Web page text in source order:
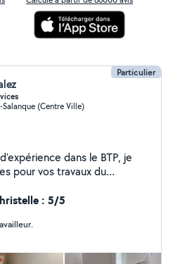
Particulier
(Centre Ville)
dans le BTP, je
pour vos travaux du
de meubles, entretien
et bricolage
: 5/5